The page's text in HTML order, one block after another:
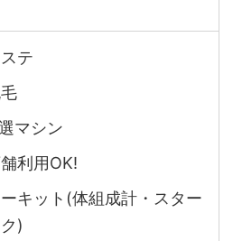
テ
マシン
利用OK!
キット(体組成計・スター
)